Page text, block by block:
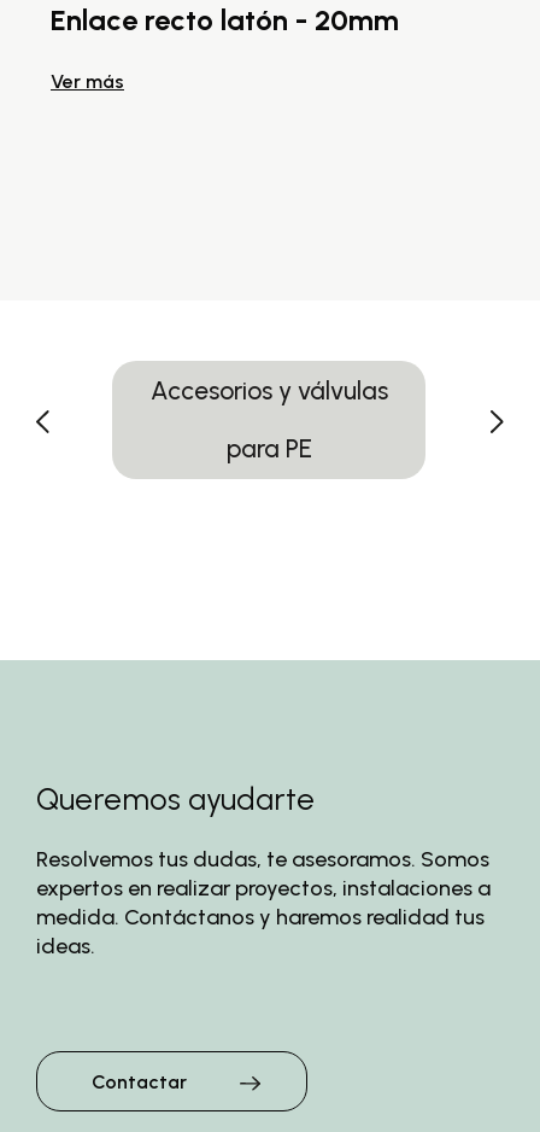
Enlace recto latón - 20mm
Ver más
Accesorios y válvulas
para PE
Queremos ayudarte
Resolvemos tus dudas, te asesoramos. Somos
expertos en realizar proyectos, instalaciones a
medida. Contáctanos y haremos realidad tus
ideas.
Contactar